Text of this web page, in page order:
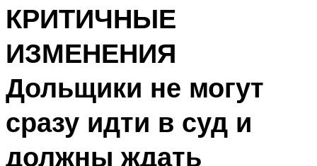
КРИТИЧНЫЕ
ИЗМЕНЕНИЯ
Дольщики не могут
сразу идти в суд и
должны ждать